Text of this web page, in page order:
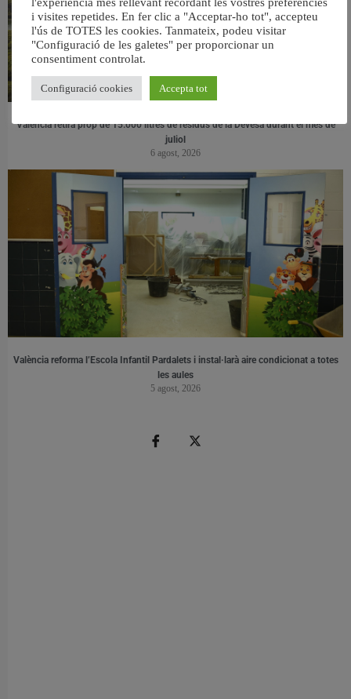
València retira prop de 15.000 litres de residus de la Devesa durant el mes de
juliol
6 agost, 2026
València reforma l’Escola Infantil Pardalets i instal·larà aire condicionat a totes
les aules
5 agost, 2026
i visites repetides. En fer clic a "Acceptar-ho tot", accepteu
l'ús de TOTES les cookies. Tanmateix, podeu visitar
"Configuració de les galetes" per proporcionar un
consentiment controlat.
Configuració cookies Accepta tot